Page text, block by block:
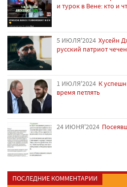
и турок в Вене: кто и
5 ИЮЛЯ'2024 Хусейн
русский патриот
1 ИЮЛЯ'2024 К
время петлять
24 ИЮНЯ'2024
ПОСЛЕДНИЕ КОММЕНТАРИИ